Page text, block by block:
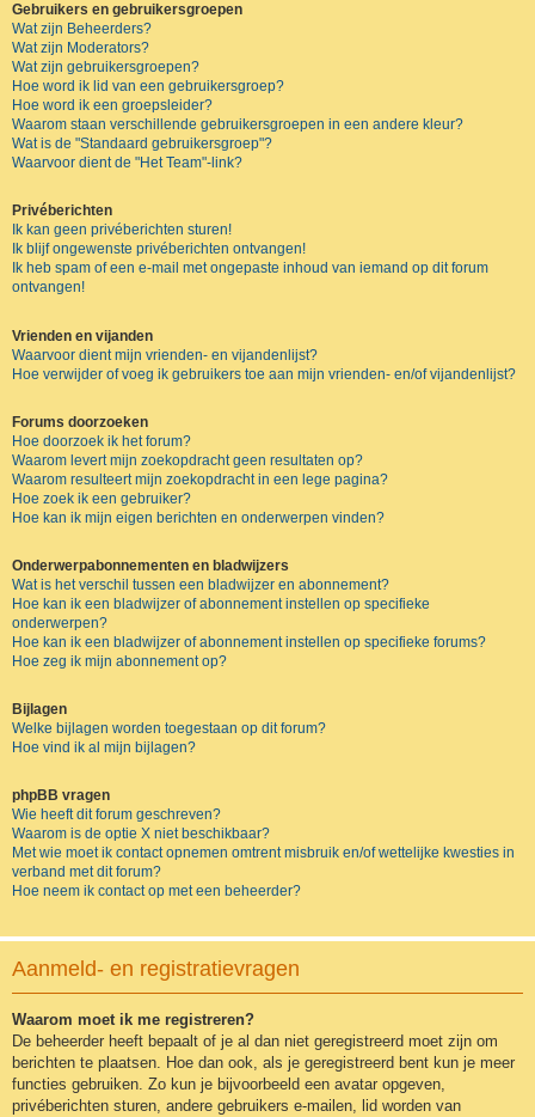
Gebruikers en gebruikersgroepen
Wat zijn Beheerders?
Wat zijn Moderators?
Wat zijn gebruikersgroepen?
Hoe word ik lid van een gebruikersgroep?
Hoe word ik een groepsleider?
Waarom staan verschillende gebruikersgroepen in een andere kleur?
Wat is de "Standaard gebruikersgroep"?
Waarvoor dient de "Het Team"-link?
Privéberichten
Ik kan geen privéberichten sturen!
Ik blijf ongewenste privéberichten ontvangen!
Ik heb spam of een e-mail met ongepaste inhoud van iemand op dit forum
ontvangen!
Vrienden en vijanden
Waarvoor dient mijn vrienden- en vijandenlijst?
Hoe verwijder of voeg ik gebruikers toe aan mijn vrienden- en/of vijandenlijst?
Forums doorzoeken
Hoe doorzoek ik het forum?
Waarom levert mijn zoekopdracht geen resultaten op?
Waarom resulteert mijn zoekopdracht in een lege pagina?
Hoe zoek ik een gebruiker?
Hoe kan ik mijn eigen berichten en onderwerpen vinden?
Onderwerpabonnementen en bladwijzers
Wat is het verschil tussen een bladwijzer en abonnement?
Hoe kan ik een bladwijzer of abonnement instellen op specifieke
onderwerpen?
Hoe kan ik een bladwijzer of abonnement instellen op specifieke forums?
Hoe zeg ik mijn abonnement op?
Bijlagen
Welke bijlagen worden toegestaan op dit forum?
Hoe vind ik al mijn bijlagen?
phpBB vragen
Wie heeft dit forum geschreven?
Waarom is de optie X niet beschikbaar?
Met wie moet ik contact opnemen omtrent misbruik en/of wettelijke kwesties in
verband met dit forum?
Hoe neem ik contact op met een beheerder?
Aanmeld- en registratievragen
Waarom moet ik me registreren?
De beheerder heeft bepaalt of je al dan niet geregistreerd moet zijn om
berichten te plaatsen. Hoe dan ook, als je geregistreerd bent kun je meer
functies gebruiken. Zo kun je bijvoorbeeld een avatar opgeven,
privéberichten sturen, andere gebruikers e-mailen, lid worden van